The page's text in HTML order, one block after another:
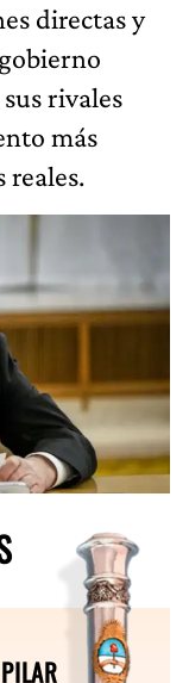
directas y
rivales
más
reales.